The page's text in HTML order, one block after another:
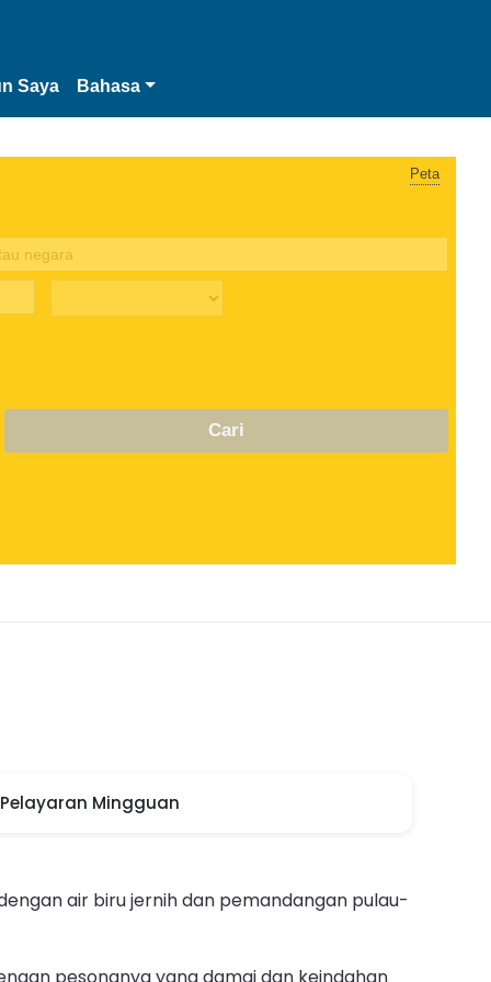
Saya Bahasa
Peta
Cari
Pelayaran Mingguan
air biru jernih dan pemandangan pulau-